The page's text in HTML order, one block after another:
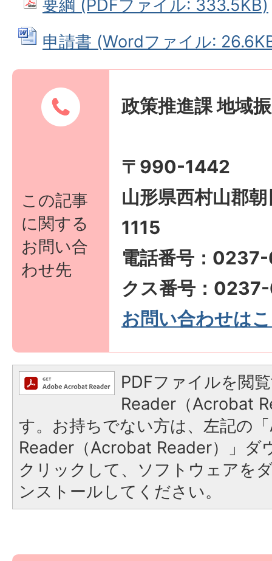
要綱 (PDFファイル: 333.5KB)
申請書 (Wordファイル:
この記事
に関する
お問い合
わせ先
政策推進課 地域
〒990-1442
山形県西村山郡
1115
電話番号：
クス番号：
お問い合わせは
PDFファイルを閲
Reader（Acrobat
す。お持ちでない方は、左記の
Reader（Acrobat Reader）」ダ
クリックして、ソフトウェアを
ンストールしてください。